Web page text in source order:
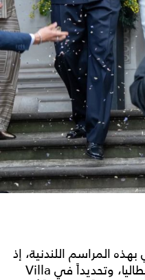
المراسم اللندنية، إذ
يُخططان لاحتفال زفاف ثانٍ في إيطاليا، وتحديداً في Villa